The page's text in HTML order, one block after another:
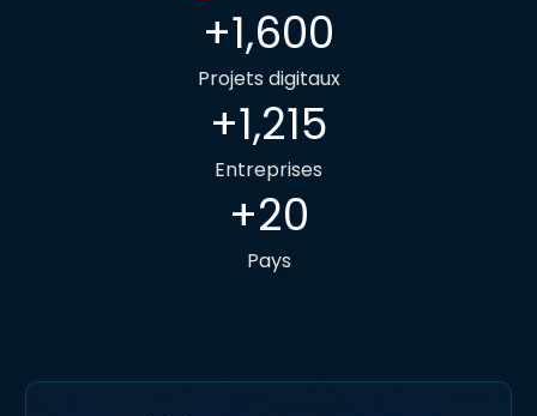
Projets digitaux
+1,600
Entreprises
+1,215
Pays
+20